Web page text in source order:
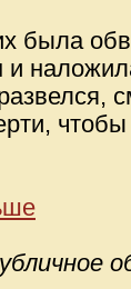
была
и